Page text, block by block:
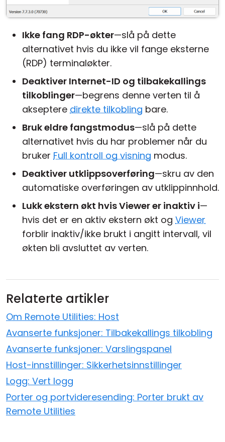
Ikke fang RDP-økter—slå på dette
alternativet hvis du ikke vil fange eksterne
(RDP) terminaløkter.
Deaktiver Internet-ID og tilbakekallings
tilkoblinger—begrens denne verten til å
akseptere direkte tilkobling bare.
Bruk eldre fangstmodus—slå på dette
alternativet hvis du har problemer når du
bruker Full kontroll og visning modus.
Deaktiver utklippsoverføring—skru av den
automatiske overføringen av utklippinnhold.
Lukk ekstern økt hvis Viewer er inaktiv i—
hvis det er en aktiv ekstern økt og Viewer
forblir inaktiv/ikke brukt i angitt intervall, vil
økten bli avsluttet av verten.
Relaterte artikler
Om Remote Utilities: Host
Avanserte funksjoner: Tilbakekallings tilkobling
Avanserte funksjoner: Varslingspanel
Host-innstillinger: Sikkerhetsinnstillinger
Logg: Vert logg
Porter og portvideresending: Porter brukt av
Remote Utilities